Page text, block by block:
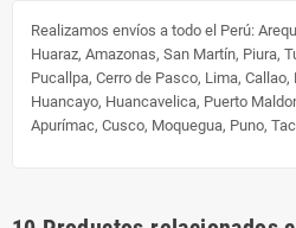
Realizamos envíos a todo el Perú:
Huaraz, Amazonas, San Martín, Piura,
Pucallpa, Cerro de Pasco, Lima,
Huancayo, Huancavelica, Puerto
Apurímac, Cusco, Moquegua, Puno,